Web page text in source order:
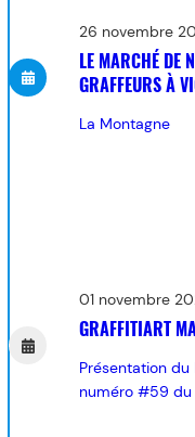
26 novembre
LE MARCHÉ DE
GRAFFEURS À
La Montagne
01 novembre
GRAFFITIART
Présentation
numéro #59 du